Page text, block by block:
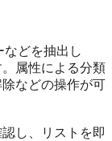
などを抽出し
属性による分類
などの操作が可
し、リストを即